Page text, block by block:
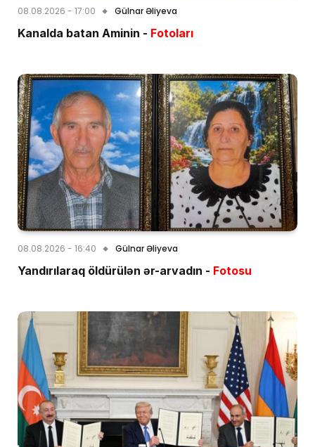
08.08.2026 - 17:00 Gülnar Əliyeva
Kanalda batan Aminin - Fotoları
08.08.2026 - 16:40 Gülnar Əliyeva
Yandırılaraq öldürülən ər-arvadın - Fotosu